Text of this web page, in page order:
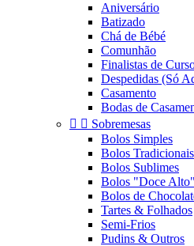
Aniversário
Batizado
Chá de Bébé
Comunhão
Finalistas de
Despedidas (Só
Casamento
Bodas de
  Sobremesas
Bolos Simples
Bolos Tradicionais
Bolos Sublimes
Bolos "Doce Alto"
Bolos de
Tartes & Folhados
Semi-Frios
Pudins & Outros